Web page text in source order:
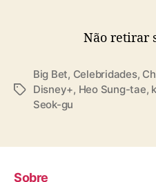
Não retirar
T
Big Bet, Celebridades,
Disney+, Heo Sung-tae,
Seok-gu
Sobre